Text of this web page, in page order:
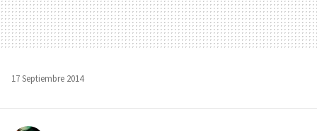
17 Septiembre 2014